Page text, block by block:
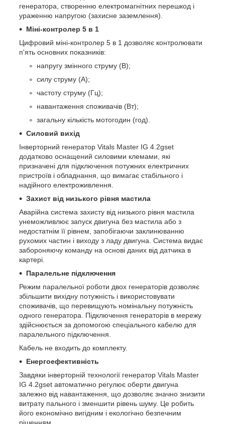
генератора, створенню електромагнітних перешкод і
ураженню напругою (захисне заземлення).
Міні-контролер 5 в 1
Цифровий міні-контролер 5 в 1 дозволяє контролювати
п'ять основних показників:
напругу змінного струму (В);
силу струму (А);
частоту струму (Гц);
навантаження споживачів (Вт);
загальну кількість мотогодин (год).
Силовий вихід
Інверторний генератор Vitals Master IG 4.2gset
додатково оснащений силовими клемами, які
призначені для підключення потужних електричних
пристроїв і обладнання, що вимагає стабільного і
надійного електроживлення.
Захист від низького рівня мастила
Аварійна система захисту від низького рівня мастила
унеможливлює запуск двигуна без мастила або з
недостатнім її рівнем, запобігаючи заклинюванню
рухомих частин і виходу з ладу двигуна. Система видає
забороняючу команду на основі даних від датчика в
картері.
Паралельне підключення
Режим паралельної роботи двох генераторів дозволяє
збільшити вихідну потужність і використовувати
споживачів, що перевищують номінальну потужність
одного генератора. Підключення генераторів в мережу
здійснюється за допомогою спеціального кабелю для
паралельного підключення.
Кабель не входить до комплекту.
Енергоефективність
Завдяки інверторній технології генератор Vitals Master
IG 4.2gset автоматично регулює оберти двигуна
залежно від навантаження, що дозволяє значно знизити
витрату пального і зменшити рівень шуму. Це робить
його економічно вигідним і екологічно безпечним
рішенням.